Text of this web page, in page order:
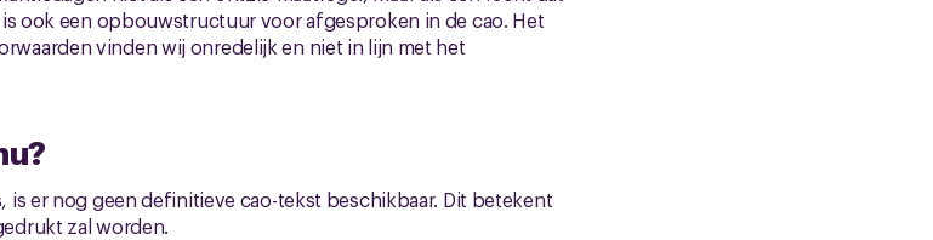
ook een opbouwstructuur voor afgesproken in de cao. Het
vinden wij onredelijk en niet in lijn met het
er nog geen definitieve cao-tekst beschikbaar. Dit betekent
zal worden.